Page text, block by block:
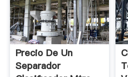
Precio De Un
Separador